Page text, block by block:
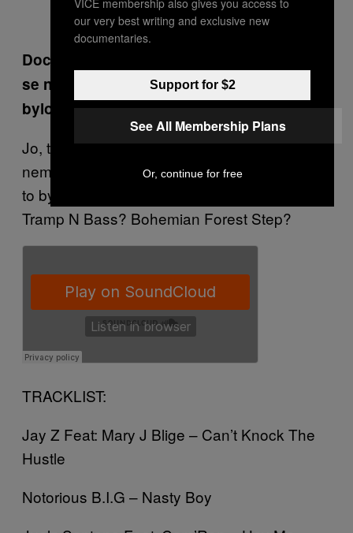
Docela vyčerpávající cesta. Budu čekat, až
se na ní taky objeví prague sound. To by
bylo docela solidní zakončení, co myslíš?
Jo, to by bylo cool. Moc míst něco takovýho
nemá a už vůbec ne v Evropě. Podle mě by
to byl derivát nějakýho britskýho stylu… třeba
Tramp N Bass? Bohemian Forest Step?
TRACKLIST:
Jay Z Feat: Mary J Blige – Can’t Knock The
Hustle
Notorious B.I.G – Nasty Boy
our very best writing and exclusive new
documentaries.
Support for $2
See All Membership Plans
Or, continue for free